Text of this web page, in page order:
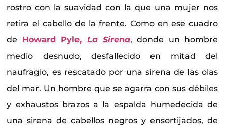
rostro con la suavidad con la que una mujer nos
retira el cabello de la frente. Como en ese cuadro
de Howard Pyle, La Sirena, donde un hombre
medio desnudo, desfallecido en mitad del
naufragio, es rescatado por una sirena de las olas
del mar. Un hombre que se agarra con sus débiles
y exhaustos brazos a la espalda humedecida de
una sirena de cabellos negros y ensortijados, de